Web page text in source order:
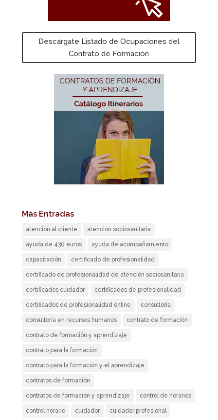
Descárgate Listado de Ocupaciones del
Contrato de Formación
Más Entradas
atencion al cliente atención sociosanitaria
ayuda de 430 euros ayuda de acompañamiento
capacitación certificado de profesionalidad
certificado de profesionalidad de atención sociosanitaria
certificados cuidador certificados de profesionalidad
certificados de profesionalidad online consultoría
consultoría en recursos humanos contrato de formación
contrato de formación y aprendizaje
contrato para la formación
contrato para la formación y el aprendizaje
contratos de formación
contratos de formación y aprendizaje control de horarios
control horario cuidador cuidador profesional